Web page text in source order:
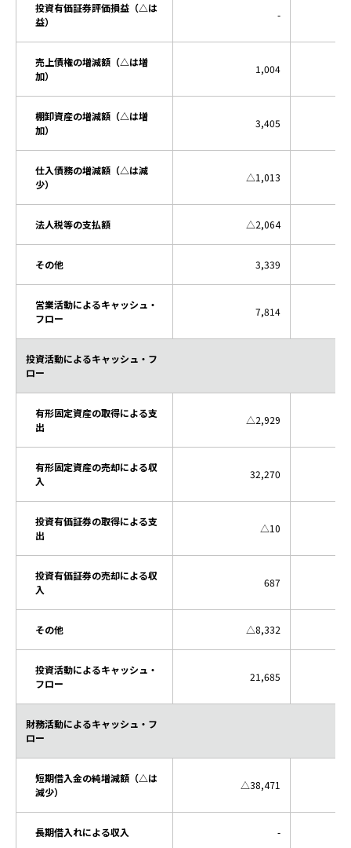
投資有価証券評価損益（△は
益）
-
売上債権の増減額（△は増
加）
1,004
棚卸資産の増減額（△は増
加）
3,405
仕入債務の増減額（△は減
少）
△1,013
法人税等の支払額 △2,064
その他 3,339
営業活動によるキャッシュ・
フロー
7,814
投資活動によるキャッシュ・フ
ロー
有形固定資産の取得による支
出
△2,929
有形固定資産の売却による収
入
32,270
投資有価証券の取得による支
出
△10
投資有価証券の売却による収
入
687
その他 △8,332
投資活動によるキャッシュ・
フロー
21,685
財務活動によるキャッシュ・フ
ロー
短期借入金の純増減額（△は
減少）
△38,471
長期借入れによる収入 -